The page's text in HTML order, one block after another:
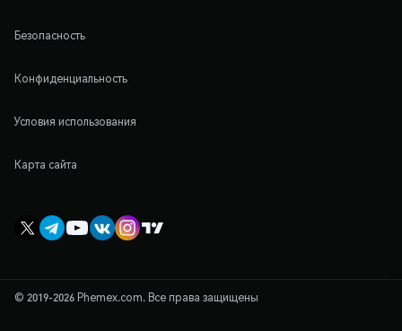
Безопасность
Конфиденциальность
Условия использования
Карта сайта
© 2019-2026 Phemex.com. Все права защищены